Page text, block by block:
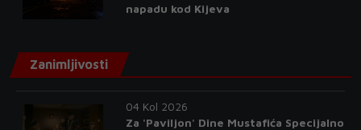
napadu kod Kijeva
Zanimljivosti
04 Kol 2026
Za 'Paviljon' Dine Mustafića Specijalno